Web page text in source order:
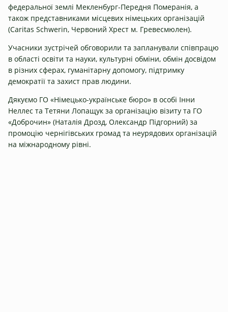
федеральної землі Мекленбург-Передня Померанія, а
також представниками місцевих німецьких організацій
(Caritas Schwerin, Червоний Хрест м. Гревесмюлен).
Учасники зустрічей обговорили та запланували співпрацю
в області освіти та науки, культурні обміни, обмін досвідом
в різних сферах, гуманітарну допомогу, підтримку
демократії та захист прав людини.
Дякуємо ГО «Німецько-українське бюро» в особі Інни
Неллес та Тетяни Лопащук за організацію візиту та ГО
«Доброчин» (Наталія Дрозд, Олександр Підгорний) за
промоцію чернігівських громад та неурядових організацій
на міжнародному рівні.